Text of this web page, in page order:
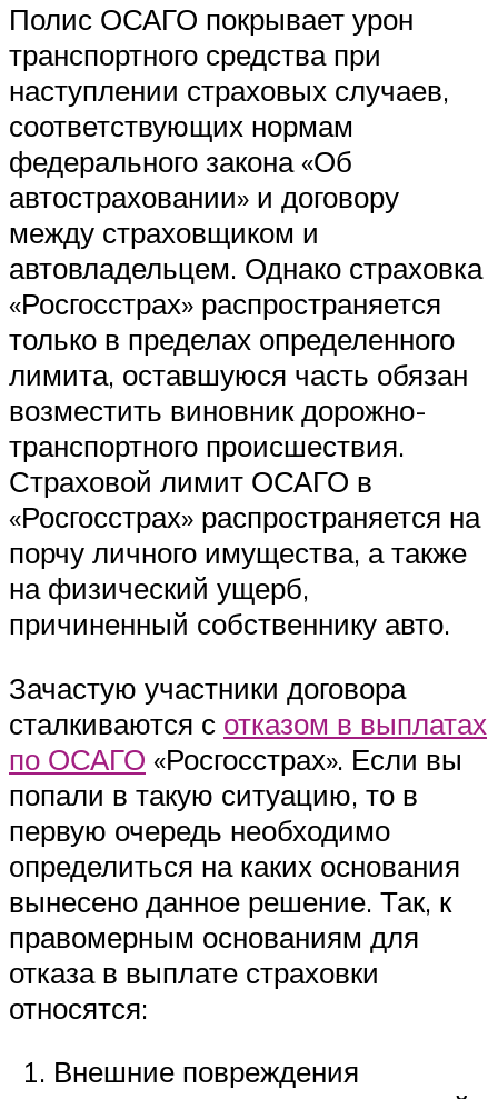
Полис ОСАГО покрывает урон
транспортного средства при
наступлении страховых случаев,
соответствующих нормам
федерального закона «Об
автостраховании» и договору
между страховщиком и
автовладельцем. Однако страховка
«Росгосстрах» распространяется
только в пределах определенного
лимита, оставшуюся часть обязан
возместить виновник дорожно-
транспортного происшествия.
Страховой лимит ОСАГО в
«Росгосстрах» распространяется на
порчу личного имущества, а также
на физический ущерб,
причиненный собственнику авто.
Зачастую участники договора
сталкиваются с отказом в выплатах
по ОСАГО «Росгосстрах». Если вы
попали в такую ситуацию, то в
первую очередь необходимо
определиться на каких основания
вынесено данное решение. Так, к
правомерным основаниям для
отказа в выплате страховки
относятся:
Внешние повреждения